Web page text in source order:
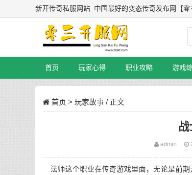
新开传奇私服网站_中国最好的变态传奇发布网【零
首页 玩家心得 职业攻略 游戏
首页 > 玩家故事 / 正文
战
admin
法师这个职业在传奇游戏里面，无论是前期